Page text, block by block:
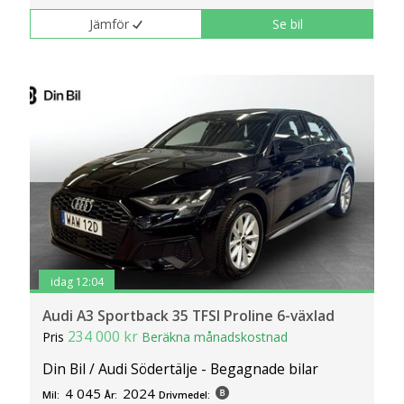
Koldioxidutsläpp
0 mg/km - 2570 mg/km.
Bredd
4,1 m - 5,2 m.
1,3 m - 1,5 m.
1165 kg - 1805 kg.
Drivlinor AWD (4 537 bilar) och 2WD (43 418 bilar).
Till salu
Det finns ca 495 begagnade Audi A3 till salu
på Bilweb med pris från 87 900 kr till 559
900 kr.
Jämför Se bil
idag 12:04
Audi A3 Sportback 35 TFSI Proline 6-växlad
Pris 234 000 kr Beräkna månadskostnad
Din Bil / Audi Södertälje - Begagnade bilar
Mil: 4 045 År: 2024 Drivmedel: